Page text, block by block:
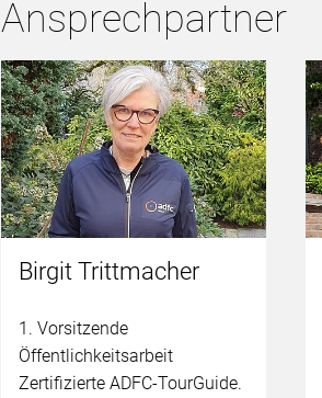
Ansprechpartner
Birgit Trittmacher
1. Vorsitzende
Öffentlichkeitsarbeit
Zertifizierte ADFC-TourGuide.